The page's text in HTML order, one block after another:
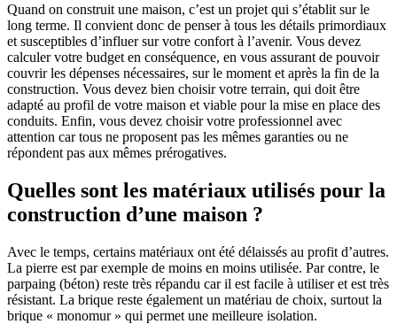
Quand on construit une maison, c’est un projet qui s’établit sur le
long terme. Il convient donc de penser à tous les détails primordiaux
et susceptibles d’influer sur votre confort à l’avenir. Vous devez
calculer votre budget en conséquence, en vous assurant de pouvoir
couvrir les dépenses nécessaires, sur le moment et après la fin de la
construction. Vous devez bien choisir votre terrain, qui doit être
adapté au profil de votre maison et viable pour la mise en place des
conduits. Enfin, vous devez choisir votre professionnel avec
attention car tous ne proposent pas les mêmes garanties ou ne
répondent pas aux mêmes prérogatives.
Quelles sont les matériaux utilisés pour la
construction d’une maison ?
Avec le temps, certains matériaux ont été délaissés au profit d’autres.
La pierre est par exemple de moins en moins utilisée. Par contre, le
parpaing (béton) reste très répandu car il est facile à utiliser et est très
résistant. La brique reste également un matériau de choix, surtout la
brique « monomur » qui permet une meilleure isolation.